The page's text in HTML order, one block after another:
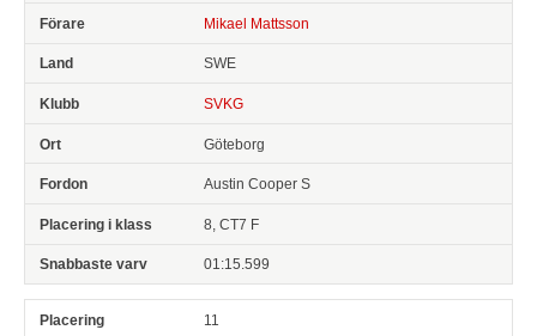
Mikael Mattsson
SWE
SVKG
Göteborg
Austin Cooper S
8, CT7 F
01:15.599
11